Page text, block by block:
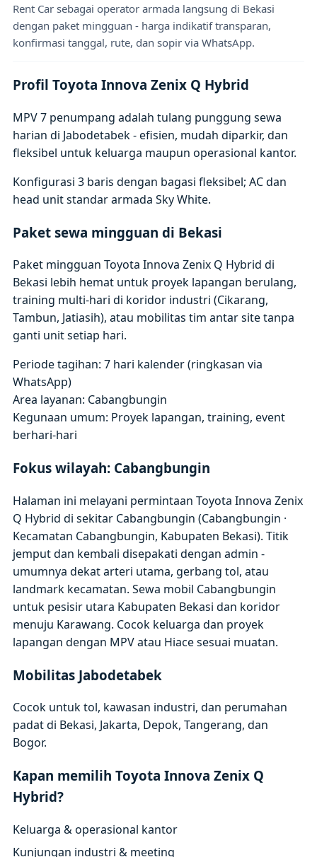
Rent Car sebagai operator armada langsung di Bekasi
dengan paket mingguan - harga indikatif transparan,
konfirmasi tanggal, rute, dan sopir via WhatsApp.
Profil Toyota Innova Zenix Q Hybrid
MPV 7 penumpang adalah tulang punggung sewa
harian di Jabodetabek - efisien, mudah diparkir, dan
fleksibel untuk keluarga maupun operasional kantor.
Konfigurasi 3 baris dengan bagasi fleksibel; AC dan
head unit standar armada Sky White.
Paket sewa mingguan di Bekasi
Paket mingguan Toyota Innova Zenix Q Hybrid di
Bekasi lebih hemat untuk proyek lapangan berulang,
training multi-hari di koridor industri (Cikarang,
Tambun, Jatiasih), atau mobilitas tim antar site tanpa
ganti unit setiap hari.
Periode tagihan: 7 hari kalender (ringkasan via
WhatsApp)
Area layanan: Cabangbungin
Kegunaan umum: Proyek lapangan, training, event
berhari-hari
Fokus wilayah: Cabangbungin
Halaman ini melayani permintaan Toyota Innova Zenix
Q Hybrid di sekitar Cabangbungin (Cabangbungin ·
Kecamatan Cabangbungin, Kabupaten Bekasi). Titik
jemput dan kembali disepakati dengan admin -
umumnya dekat arteri utama, gerbang tol, atau
landmark kecamatan. Sewa mobil Cabangbungin
untuk pesisir utara Kabupaten Bekasi dan koridor
menuju Karawang. Cocok keluarga dan proyek
lapangan dengan MPV atau Hiace sesuai muatan.
Mobilitas Jabodetabek
Cocok untuk tol, kawasan industri, dan perumahan
padat di Bekasi, Jakarta, Depok, Tangerang, dan
Bogor.
Kapan memilih Toyota Innova Zenix Q
Hybrid?
Keluarga & operasional kantor
Kunjungan industri & meeting